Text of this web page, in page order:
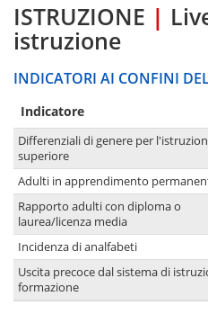
ISTRUZIONE |
istruzione
INDICATORI AI CONFINI
Indicatore
Differenziali di genere per
superiore
Adulti in apprendimento
Rapporto adulti con diploma o
laurea/licenza media
Incidenza di analfabeti
Uscita precoce dal sistema di
formazione